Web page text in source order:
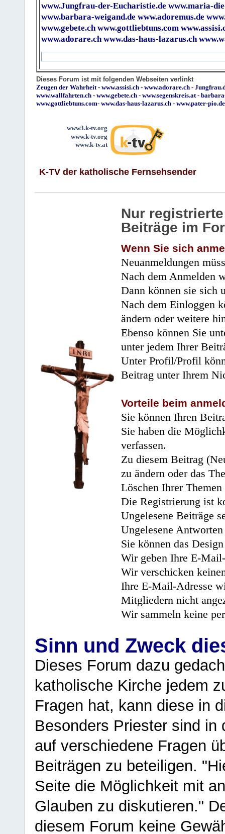
www.Jungfrau-der-Eucharistie.de www.maria-
www.barbara-weigand.de www.adoremus.de
www.gebete.ch www.gottliebtuns.com
www.adorare.ch www.das-haus-lazarus.ch
Dieses Forum ist mit folgenden Webseiten verlinkt
Zeugen der Wahrheit- www.assisi.ch - www.adorare.ch -
www.wallfahrten.ch - www.gebete.ch - www.segenskreis.at-
www.gottliebtuns.com- www.das-haus-lazarus.ch - www.pater-pio.de
www3.k-tv.org
www.k-tv.org
www.k-tv.at
K-TV der katholische Fernsehsender
Nur
Beiträge im
Wenn Sie sich
Neuanmeldungen
Nach dem Anmelden
Dann können sie sich
Nach dem Einloggen
ändern oder weitere
Ebenso können Sie
unter jedem Ihrer
Unter Profil/Profil
Beitrag unter Ihrem
Vorteile beim
Sie können Ihren
Sie haben die
verfassen.
Zu diesem Beitrag
zu ändern oder das
Löschen Ihrer
Die Registrierung ist
Ungelesene Beiträge
Ungelesene
Sie können das
Wir geben Ihre E-
Wir verschicken
Ihre E-Mail-Adresse
Mitgliedern nicht
Wir sammeln keine
Sinn und Zweck
Dieses Forum dazu
katholische Kirche jedem
Fragen hat, kann diese in
Besonders Priester sind in
auf verschiedene Fragen
Beiträgen zu beteiligen.
Seite die Möglichkeit mit
Glauben zu diskutieren."
diesem Forum keine